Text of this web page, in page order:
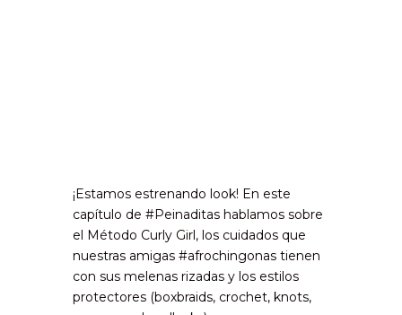
¡Estamos estrenando look! En este
capítulo de #Peinaditas hablamos sobre
el Método Curly Girl, los cuidados que
nuestras amigas #afrochingonas tienen
con sus melenas rizadas y los estilos
protectores (boxbraids, crochet, knots,